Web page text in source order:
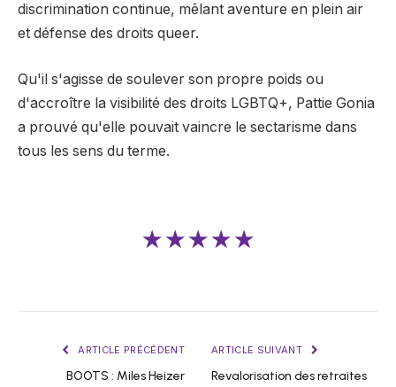
discrimination continue, mêlant aventure en plein air
et défense des droits queer.
Qu'il s'agisse de soulever son propre poids ou
d'accroître la visibilité des droits LGBTQ+, Pattie Gonia
a prouvé qu'elle pouvait vaincre le sectarisme dans
tous les sens du terme.
★★★★★
ARTICLE PRÉCÉDENT
BOOTS : Miles Heizer
ARTICLE SUIVANT
Revalorisation des retraites